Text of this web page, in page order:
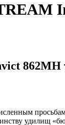
862MH
удилищ